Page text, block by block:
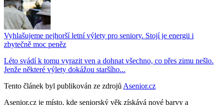
Vyhlašujeme nejhorší letní výlety pro seniory. Stojí je energii i
zbytečně moc peněz
Léto svádí k tomu vyrazit ven a dohnat všechno, co přes zimu nešlo.
Jenže některé výlety dokážou staršího...
Tento článek byl publikován ze zdrojůAsenior.cz
Asenior.cz je místo, kde seniorský věk získává nové barvy a